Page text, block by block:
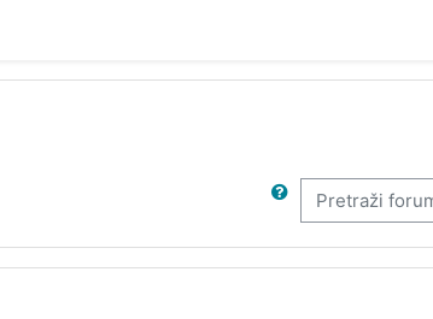
Pretraži forume